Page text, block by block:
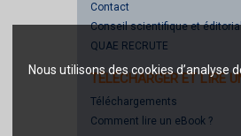
Nous utilisons des cookies
Contact
Conseil scientifique et
QUAE RECRUTE
TÉLÉCHARGER ET LIRE
Téléchargements
Comment lire un eBook ?